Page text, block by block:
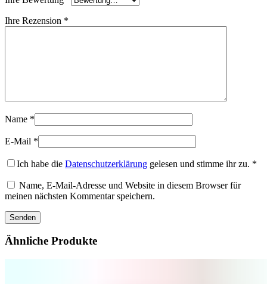
Ihre Rezension *
Name *
E-Mail *
Ich habe die Datenschutzerklärung gelesen und stimme ihr zu. *
Name, E-Mail-Adresse und Website in diesem Browser für
meinen nächsten Kommentar speichern.
Ähnliche Produkte